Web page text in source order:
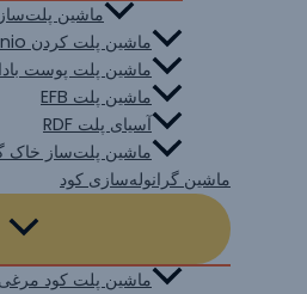
ماشین
ماشین پلت کردن manioک
ماشین پلت پوست
ماشین پلت EFB
آسیای پلت RDF
ماشین پلت‌ساز خاک
ماشین گرانوله‌سازی کود
ماشین پلت کود مرغی